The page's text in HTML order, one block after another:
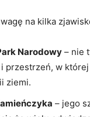
na kilka
Narodowy ⁢– nie
przestrzeń, w
ziemi.
– jego